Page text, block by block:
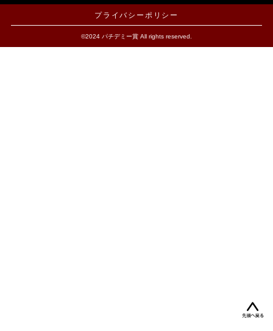
プライバシーポリシー
©2024 パチデミー賞 All rights reserved.